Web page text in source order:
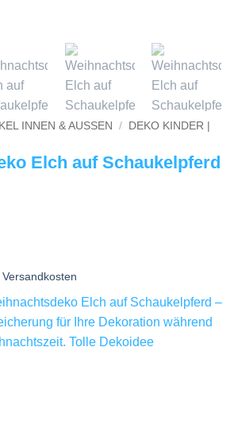
INNEN & AUSSEN /
DEKO KINDER |
Elch auf Schaukelpferd
Versandkosten
Elch auf Schaukelpferd –
für Ihre Dekoration während
Tolle Dekoidee
auf Schaukelpferd Menge